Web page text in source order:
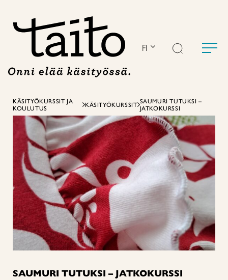
FI
KÄSITYÖKURSSIT JA
KOULUTUS
KÄSITYÖKURSSIT SAUMURI TUTUKSI –
JATKOKURSSI
SAUMURI TUTUKSI – JATKOKURSSI